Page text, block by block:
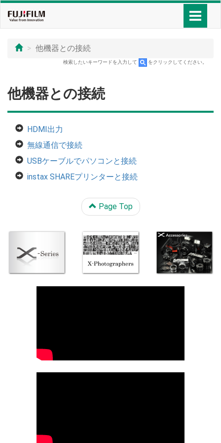
他機器との接続
検索したいキーワードを入力して をクリックしてください。
他機器との接続
HDMI出力
無線通信で接続
USBケーブルでパソコンと接続
instax SHAREプリンターと接続
Page Top